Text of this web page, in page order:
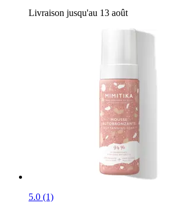
Livraison jusqu'au 13 août
5.0 (1)